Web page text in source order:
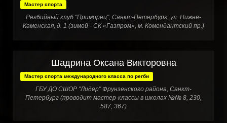
Мастер спорта
Регбийный клуб "Приморец", Санкт-Петербург, ул. Нижне-
Каменская, д. 1 (зимой - СК «Газпром», м. Комендантский пр.)
Шадрина Оксана Викторовна
Мастер спорта международного класса по регби
ГБУ ДО СШОР "Лидер" Фрунзенского района, Санкт-
Петербург (проводит мастер-классы в школах №№ 8, 230,
587, 367)